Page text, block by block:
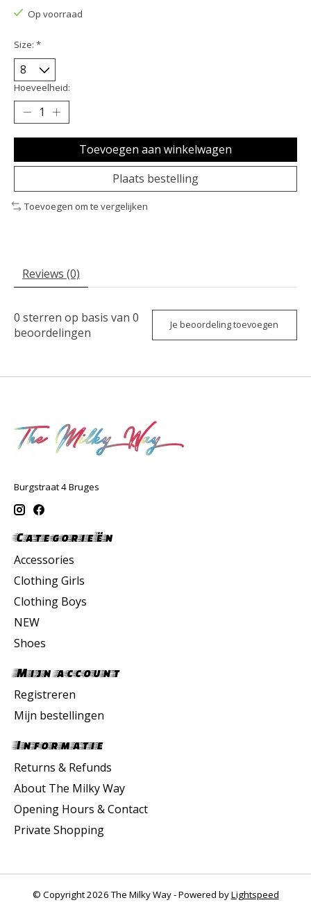
Op voorraad
Size: *
Hoeveelheid:
Toevoegen aan winkelwagen
Plaats bestelling
Toevoegen om te vergelijken
Reviews (0)
0 sterren op basis van 0
beoordelingen
Je beoordeling toevoegen
Burgstraat 4 Bruges
Categorieën
Accessories
Clothing Girls
Clothing Boys
NEW
Shoes
Mijn account
Registreren
Mijn bestellingen
Informatie
Returns & Refunds
About The Milky Way
Opening Hours & Contact
Private Shopping
© Copyright 2026 The Milky Way - Powered byLightspeed